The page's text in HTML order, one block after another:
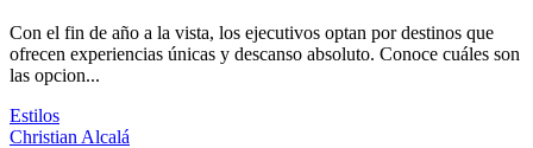
Con el fin de año a la vista, los ejecutivos optan por destinos que
ofrecen experiencias únicas y descanso absoluto. Conoce cuáles son
las opcion...
Estilos
Christian Alcalá